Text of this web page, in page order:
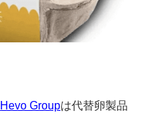
Hevo Groupは代替卵製品